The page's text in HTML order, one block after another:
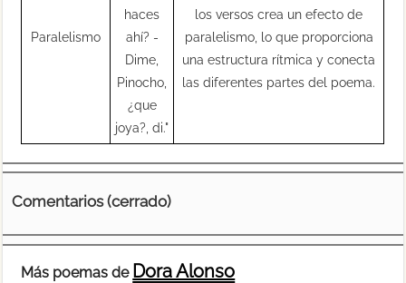
Paralelismo
haces
ahí? -
Dime,
Pinocho,
¿que
joya?, di."
los versos crea un efecto de
paralelismo, lo que proporciona
una estructura rítmica y conecta
las diferentes partes del poema.
Comentarios (cerrado)
Más poemas de Dora Alonso